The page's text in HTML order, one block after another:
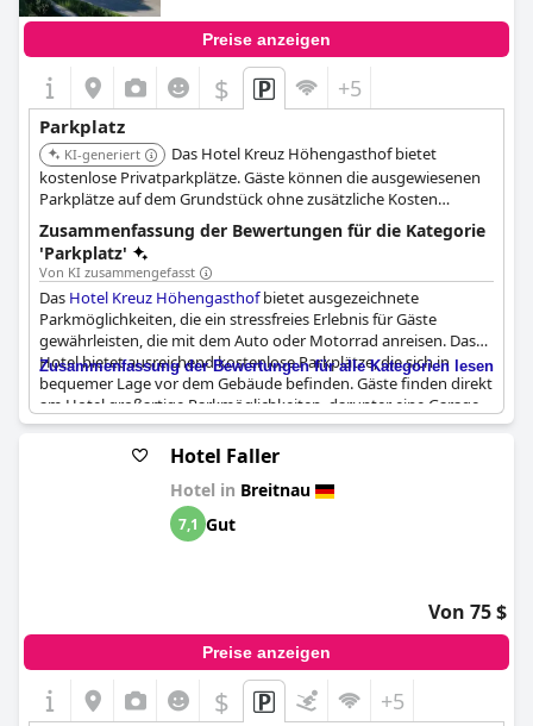
Preise anzeigen
$ +5
Parkplatz
KI-generiert
Das Hotel Kreuz Höhengasthof bietet
kostenlose Privatparkplätze. Gäste können die ausgewiesenen
Parkplätze auf dem Grundstück ohne zusätzliche Kosten
nutzen.
Zusammenfassung der Bewertungen für die Kategorie
'Parkplatz'
Von KI zusammengefasst
Das Hotel Kreuz Höhengasthofbietet ausgezeichnete
Parkmöglichkeiten, die ein stressfreies Erlebnis für Gäste
gewährleisten, die mit dem Auto oder Motorrad anreisen. Das
Hotel bietet ausreichend kostenlose Parkplätze, die sich in
bequemer Lage vor dem Gebäude befinden. Gäste finden direkt
am Hotel großartige Parkmöglichkeiten, darunter eine Garage
speziell für Motorräder. Da immer ausreichend Parkplätze
vorhanden sind, ist das Parken im
einfach und bequem.
Zusammenfassung der Bewertungen für alle Kategorien lesen
Hotel Faller
Hotel in Breitnau
7,1 Gut
Von 75 $
Preise anzeigen
$ +5